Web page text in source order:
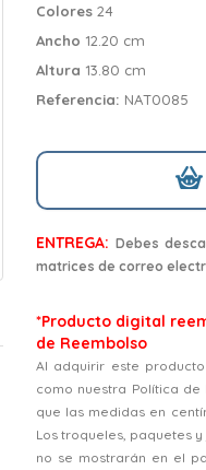
Colores 24
Ancho 12.20 cm
Altura 13.80 cm
Referencia: NAT0085
ENTREGA: Debes
matrices de correo
*Producto digital
de Reembolso
Al adquirir este
como nuestra Política de
que las medidas en
Los troqueles, paquetes
no se mostrarán en el